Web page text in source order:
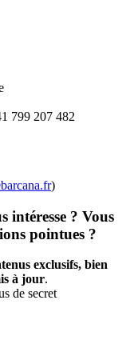
799 207 482
)
intéresse ? Vous
pointues ?
exclusifs, bien
à jour.
de secret